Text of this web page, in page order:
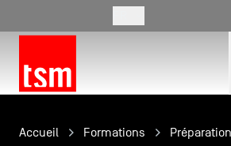
L'école
Accueil Formations